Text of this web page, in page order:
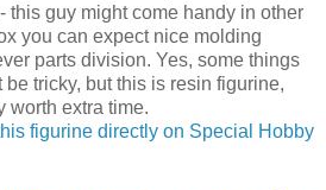
this guy might come handy in other
you can expect nice molding
parts division. Yes, some things
tricky, but this is resin figurine,
worth extra time.
figurine directly on Special Hobby